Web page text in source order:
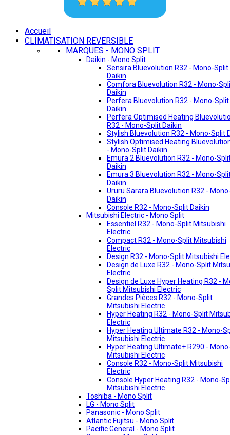
Accueil
CLIMATISATION REVERSIBLE
MARQUES - MONO SPLIT
Daikin - Mono Split
Sensira Bluevolution R32 - Mono-Split
Daikin
Comfora Bluevolution R32 - Mono-
Daikin
Perfera Bluevolution R32 - Mono-Split
Daikin
Perfera Optimised Heating
R32 - Mono-Split Daikin
Stylish Bluevolution R32 - Mono-Split
Stylish Optimised Heating
- Mono-Split Daikin
Emura 2 Bluevolution R32 - Mono-
Daikin
Emura 3 Bluevolution R32 - Mono-
Daikin
Ururu Sarara Bluevolution R32 -
Daikin
Console R32 - Mono-Split Daikin
Mitsubishi Electric - Mono Split
Essentiel R32 - Mono-Split Mitsubishi
Electric
Compact R32 - Mono-Split Mitsubishi
Electric
Design R32 - Mono-Split Mitsubishi
Design de Luxe R32 - Mono-Split
Electric
Design de Luxe Hyper Heating R32 -
Split Mitsubishi Electric
Grandes Pièces R32 - Mono-Split
Mitsubishi Electric
Hyper Heating R32 - Mono-Split
Electric
Hyper Heating Ultimate R32 - Mono-
Mitsubishi Electric
Hyper Heating Ultimate+ R290 -
Mitsubishi Electric
Console R32 - Mono-Split Mitsubishi
Electric
Console Hyper Heating R32 - Mono-
Mitsubishi Electric
Toshiba - Mono Split
LG - Mono Split
Panasonic - Mono Split
Atlantic Fujitsu - Mono Split
Pacific General - Mono Split